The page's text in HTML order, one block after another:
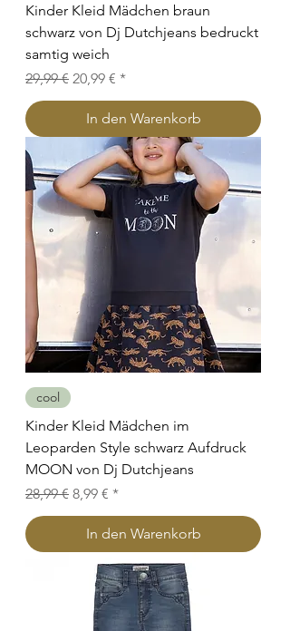
Kinder Kleid Mädchen braun
schwarz von Dj Dutchjeans bedruckt
samtig weich
Standardpreis
29,99 € Sale-Preis
20,99 €
In den Warenkorb
cool
Kinder Kleid Mädchen im
Leoparden Style schwarz Aufdruck
MOON von Dj Dutchjeans
Standardpreis
28,99 € Sale-Preis
8,99 €
In den Warenkorb